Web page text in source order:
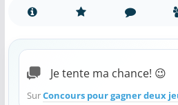
Lectures de livres
Mouvement
Je tente ma chance! 😉
SurConcours pour gagner deux